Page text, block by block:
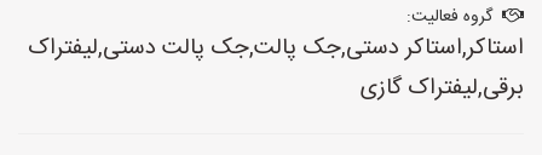
گروه فعالیت:
استاکر,استاکر دستی,جک پالت,جک پالت دستی,لیفتراک
برقی,لیفتراک گازی